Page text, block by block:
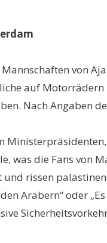
von
auf
Nach Angaben
was die Fans von
rissen
Arabern“ oder